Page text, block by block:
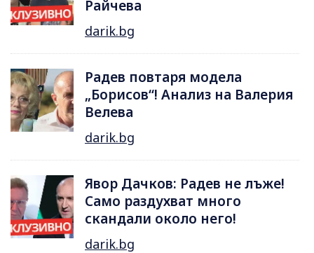
Райчева
darik.bg
Радев повтаря модела
„Борисов“! Анализ на Валерия
Велева
darik.bg
Явор Дачков: Радев не лъже!
Само раздухват много
скандали около него!
darik.bg